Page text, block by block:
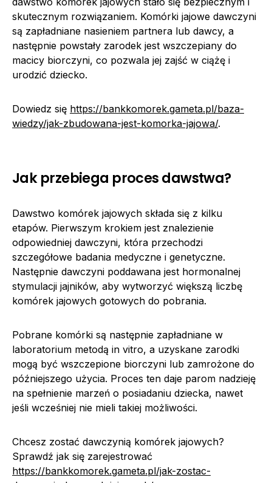
skutecznym rozwiązaniem. Komórki jajowe dawczyni
są zapładniane nasieniem partnera lub dawcy, a
następnie powstały zarodek jest wszczepiany do
macicy biorczyni, co pozwala jej zajść w ciążę i
urodzić dziecko.
Dowiedz się https://bankkomorek.gameta.pl/baza-
wiedzy/jak-zbudowana-jest-komorka-jajowa/.
Jak przebiega proces dawstwa?
Dawstwo komórek jajowych składa się z kilku
etapów. Pierwszym krokiem jest znalezienie
odpowiedniej dawczyni, która przechodzi
szczegółowe badania medyczne i genetyczne.
Następnie dawczyni poddawana jest hormonalnej
stymulacji jajników, aby wytworzyć większą liczbę
komórek jajowych gotowych do pobrania.
Pobrane komórki są następnie zapładniane w
laboratorium metodą in vitro, a uzyskane zarodki
mogą być wszczepione biorczyni lub zamrożone do
późniejszego użycia. Proces ten daje parom nadzieję
na spełnienie marzeń o posiadaniu dziecka, nawet
jeśli wcześniej nie mieli takiej możliwości.
Chcesz zostać dawczynią komórek jajowych?
Sprawdź jak się zarejestrować
https://bankkomorek.gameta.pl/jak-zostac-